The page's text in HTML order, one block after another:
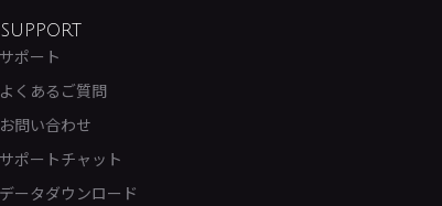
SUPPORT
サポート
よくあるご質問
お問い合わせ
サポートチャット
データダウンロード